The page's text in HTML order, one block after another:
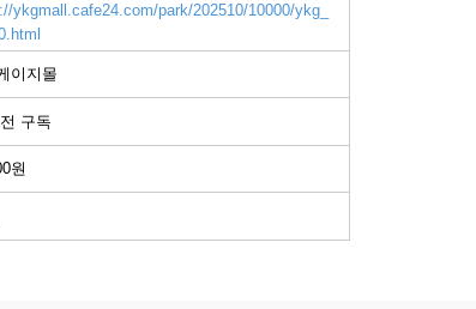
ykgmall.cafe24.com/park/202510/10000/ykg_
이지몰
구독
원